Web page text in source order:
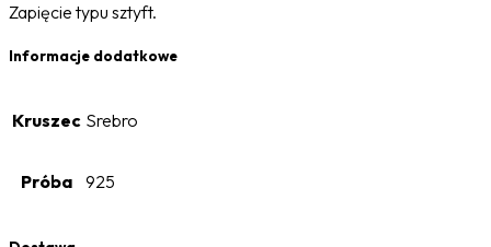
Zapięcie typu sztyft.
Informacje dodatkowe
Kruszec Srebro
Próba 925